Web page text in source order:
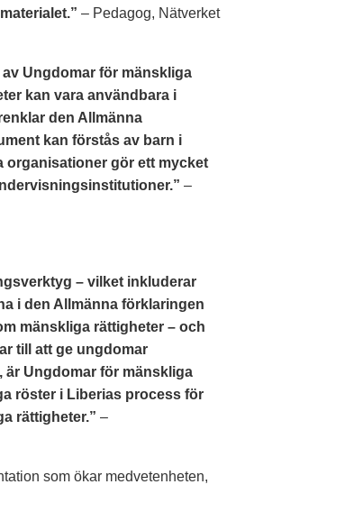
– Pedagog, Nätverket
Ungdomar för mänskliga
kan vara användbara i
den Allmänna
kan förstås av barn i
organisationer gör ett mycket
–
– vilket inkluderar
i den Allmänna förklaringen
mänskliga rättigheter – och
till att ge ungdomar
är Ungdomar för mänskliga
röster i Liberias process för
rättigheter.” –
som ökar medvetenheten,